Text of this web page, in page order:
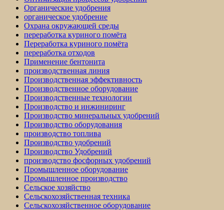
Органические удобрения
органическое удобрение
Охрана окружающей среды
переработка куриного помёта
Переработка куриного помёта
переработка отходов
Применение бентонита
производственная линия
Производственная эффективность
Производственное оборудование
Производственные технологии
Производство и инжиниринг
Производство минеральных удобрений
Производство оборудования
производство топлива
Производство удобрений
Производство Удобрений
производство фосфорных удобрений
Промышленное оборудование
Промышленное производство
Сельское хозяйство
Сельскохозяйственная техника
Сельскохозяйственное оборудование